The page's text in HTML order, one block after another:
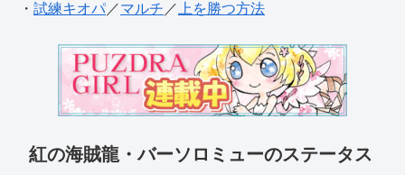
・ 試練キオパ ／マルチ ／ 上を勝つ方法
紅の海賊龍・バーソロミューのステータス